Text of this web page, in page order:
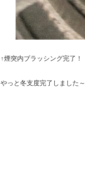
↑煙突内ブラッシング完了！
やっと冬支度完了しました